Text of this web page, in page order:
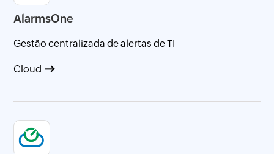
AlarmsOne
Gestão centralizada de alertas de TI
Cloud